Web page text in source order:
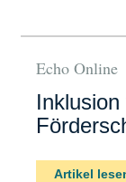
Echo Online
Artikel